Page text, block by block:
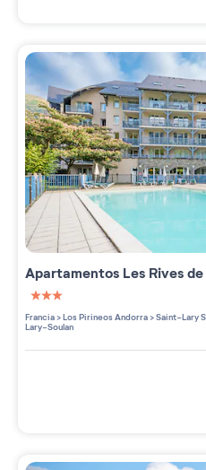
Apartamentos Les Rives
3 étoiles sur 5
Francia>Los Pirineos Andorra>Saint-Lary
Lary-Soulan